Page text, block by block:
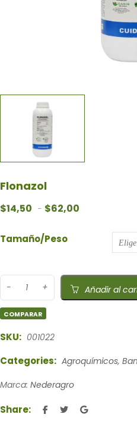
Flonazol
$14,50 - $62,00
Tamaño/Peso
Añadir al
COMPARAR
SKU: 001022
Categories: Agroquímicos,
Marca: Nederagro
Share: